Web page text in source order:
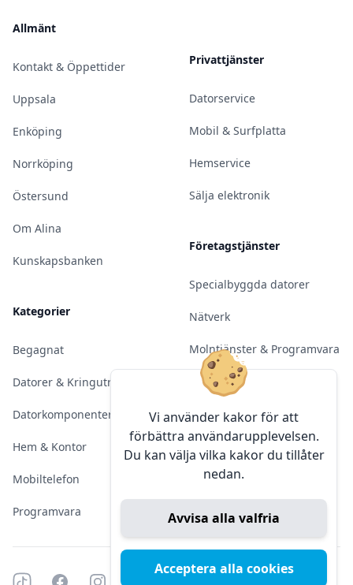
Vi använder kakor för att
förbättra användarupplevelsen.
Du kan välja vilka kakor du tillåter
nedan.
Avvisa alla valfria
Acceptera alla cookies
Allmänt
Kontakt & Öppettider
Uppsala
Enköping
Norrköping
Östersund
Om Alina
Kunskapsbanken
Kategorier
Begagnat
Datorer & Kringutrustning
Datorkomponenter
Hem & Kontor
Mobiltelefon
Programvara
Privattjänster
Datorservice
Mobil & Surfplatta
Hemservice
Sälja elektronik
Företagstjänster
Specialbyggda datorer
Nätverk
Molntjänster & Programvara
Server & Backup
Kameraövervakning
Konferens & Public Display
Sälja elektronik
Tiktok FacebookInstagram